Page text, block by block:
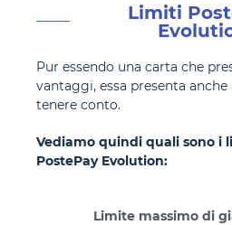
Limiti
Pur essendo una carta che
vantaggi, essa presenta
tenere conto.
Vediamo quindi quali sono i
PostePay Evolution:
Limite massimo di